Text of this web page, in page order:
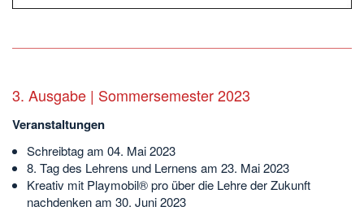
3. Ausgabe | Sommersemester 2023
Veranstaltungen
Schreibtag am 04. Mai 2023
8. Tag des Lehrens und Lernens am 23. Mai 2023
Kreativ mit Playmobil® pro über die Lehre der Zukunft
nachdenken am 30. Juni 2023